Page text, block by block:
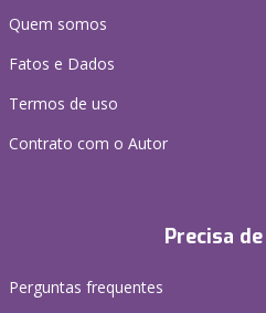
Quem somos
Fatos e Dados
Termos de uso
Contrato com o Autor
Precisa
Perguntas frequentes